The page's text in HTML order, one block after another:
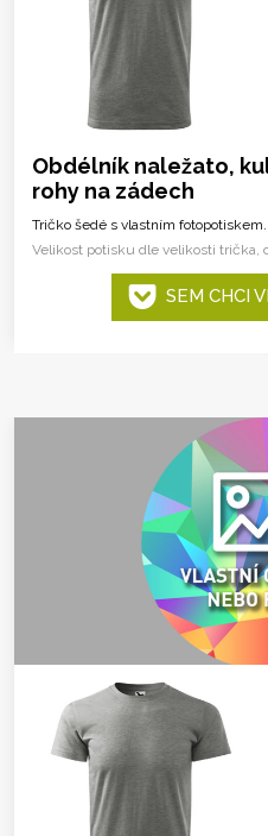
Obdélník naležato,
rohy na zádech
Tričko šedé s vlastním fotopotiskem.
Velikost potisku dle velikosti trička,
SEM CHCI